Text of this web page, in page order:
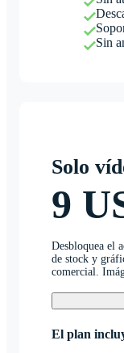
Sin
Solo
9
Desbloquea el
de stock y
comercial.
El plan